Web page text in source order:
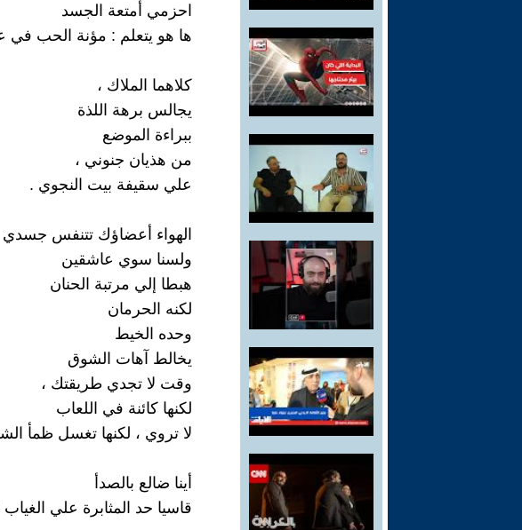
احزمي أمتعة الجسد
ها هو يتعلم : مؤنة الحب
كلاهما الملاك ،
يجالس برهة اللذة
ببراءة الموضع
من هذيان جنوني ،
علي سقيفة بيت النجوي .
الهواء أعضاؤك تتنفس جسدي
ولسنا سوي عاشقين
هبطا إلي مرتبة الحنان
لكنه الحرمان
وحده الخيط
يخالط آهات الشوق
وقت لا تجدي طريقتك ،
لكنها كائنة في اللعاب
لا تروي ، لكنها تغسل ظمأ
أينا ضالع بالصدأ
قاسيا حد المثابرة علي الغياب